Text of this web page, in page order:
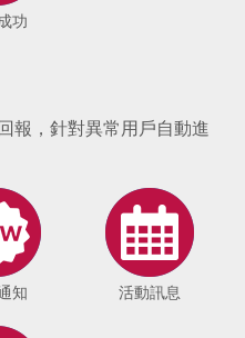
功
報，針對異常用戶自動進
知 活動訊息